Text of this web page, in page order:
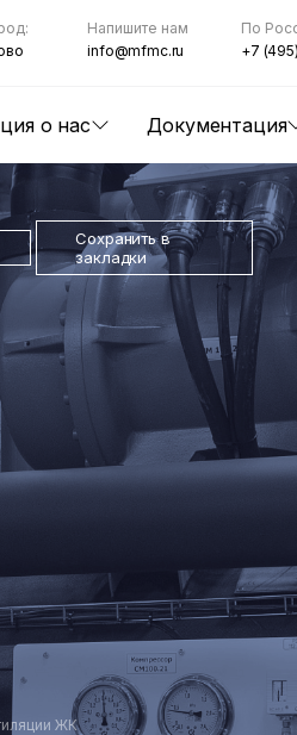
о нас Документация
Напишите нам
info@mfmc.ru
По
+7
Сохранить в
закладки
ЖК